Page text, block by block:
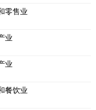
零售业
业
业
餐饮业